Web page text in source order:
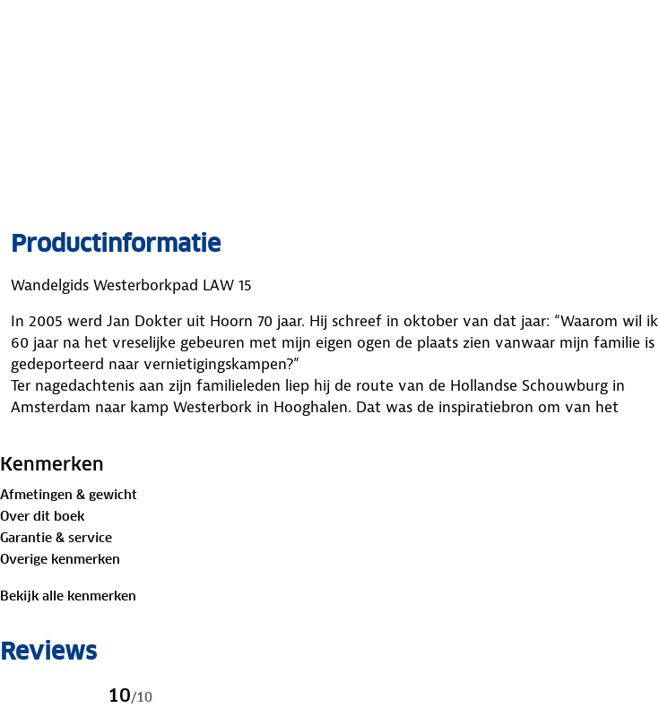
Productinformatie
Wandelgids Westerborkpad LAW 15
In 2005 werd Jan Dokter uit Hoorn 70 jaar. Hij schreef in oktober van dat jaar: “Waarom wil ik
60 jaar na het vreselijke gebeuren met mijn eigen ogen de plaats zien vanwaar mijn familie is
gedeporteerd naar vernietigingskampen?”
Ter nagedachtenis aan zijn familieleden liep hij de route van de Hollandse Schouwburg in
Amsterdam naar kamp Westerbork in Hooghalen. Dat was de inspiratiebron om van het
door een wandelgids, aanvulling vanuit een website en luisterplaatsen in het veld met talloze
wetenswaardigheden. Een unieke combinatie van toevoegingen aan een wandelpad dat
daarmee terecht een bijzonder pad genoemd mag worden.
Kenmerken
Afmetingen & gewicht
Over dit boek
Garantie & service
Overige kenmerken
Bekijk alle kenmerken
Reviews
10/10